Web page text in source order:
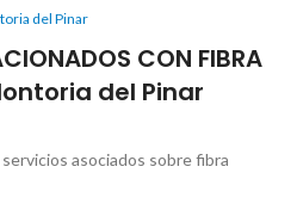
del Pinar
CON FIBRA
del Pinar
asociados sobre fibra